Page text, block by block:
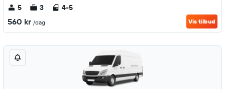
5 3 4-5
560 kr /dag Vis tilbud